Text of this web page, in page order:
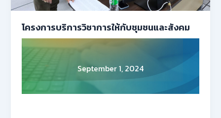
โครงการบริการวิชาการให้กับชุมชนและสังคม
September 1, 2024